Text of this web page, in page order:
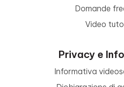
Domande
Video
Privacy e
Informativa